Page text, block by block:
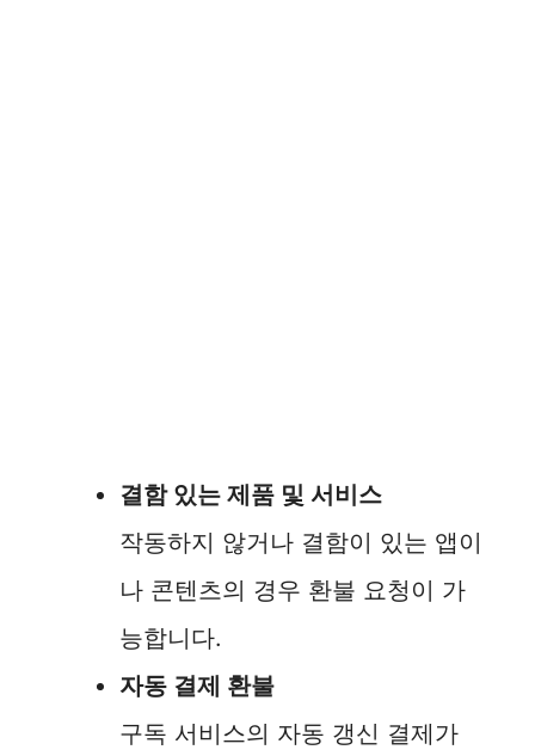
결함 있는 제품 및 서비스
작동하지 않거나 결함이 있는 앱이
나 콘텐츠의 경우 환불 요청이 가
능합니다.
자동 결제 환불
구독 서비스의 자동 갱신 결제가